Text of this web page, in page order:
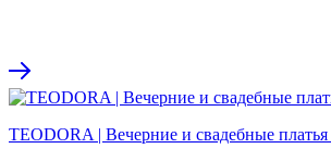
TEODORA | Вечерние и свадебные